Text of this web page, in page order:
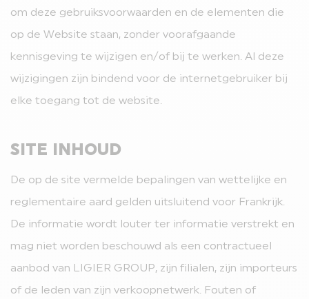
om deze gebruiksvoorwaarden en de elementen die
op de Website staan, zonder voorafgaande
kennisgeving te wijzigen en/of bij te werken. Al deze
wijzigingen zijn bindend voor de internetgebruiker bij
elke toegang tot de website.
SITE INHOUD
De op de site vermelde bepalingen van wettelijke en
reglementaire aard gelden uitsluitend voor Frankrijk.
De informatie wordt louter ter informatie verstrekt en
mag niet worden beschouwd als een contractueel
aanbod van LIGIER GROUP, zijn filialen, zijn importeurs
of de leden van zijn verkoopnetwerk. Fouten of